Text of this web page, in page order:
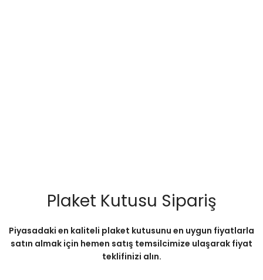
Plaket Kutusu Sipariş
Piyasadaki en kaliteli plaket kutusunu en uygun fiyatlarla
satın almak için hemen satış temsilcimize ulaşarak fiyat
teklifinizi alın.